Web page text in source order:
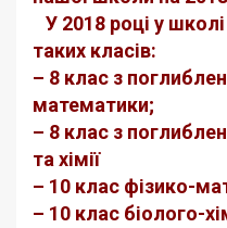
У 2018 році у
таких класів:
– 8 клас з
математики;
– 8 клас з
та хімії
– 10 клас фізико-
– 10 клас біолого-